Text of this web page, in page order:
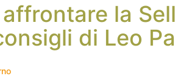
la
di Leo